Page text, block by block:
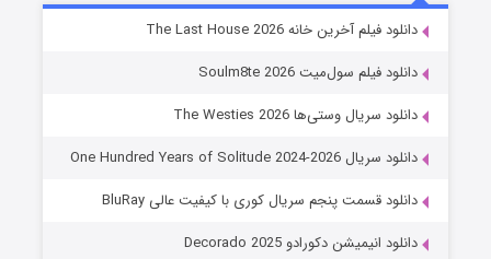
شوگر فصل ۲ دانلود فیلم آخرین خانه The Last House 2026
دانلود فیلم سول‌میت Soulm8te 2026
دانلود سریال وستی‌ها The Westies 2026
دانلود سریال One Hundred Years of Solitude 2024-2026
دانلود قسمت پنجم سریال کوری با کیفیت عالی BluRay
دانلود انیمیشن دکورادو Decorado 2025